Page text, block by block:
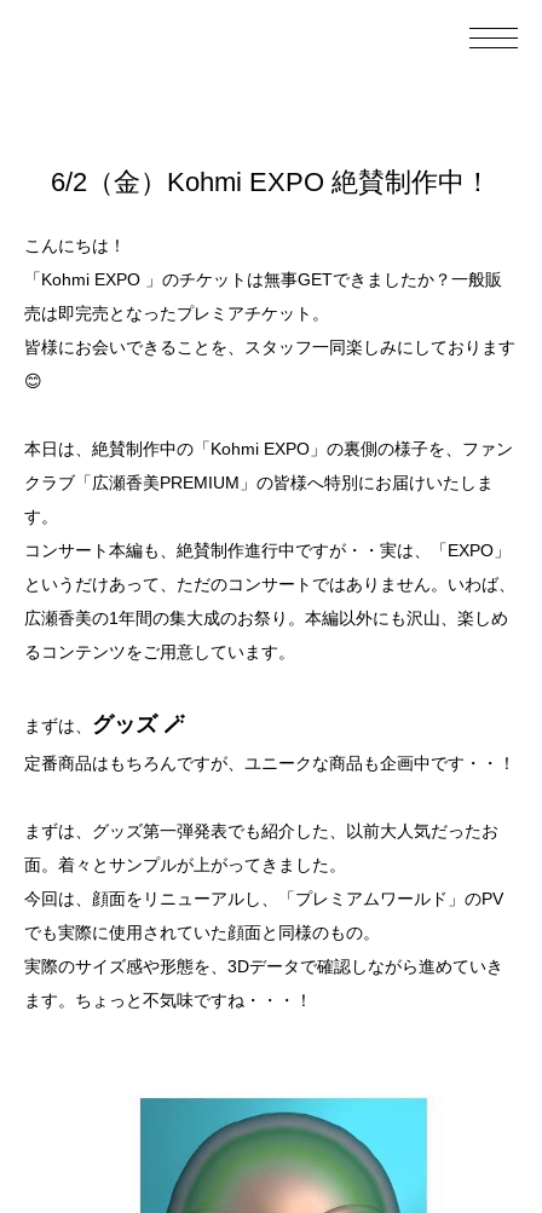
6/2（金）Kohmi EXPO 絶賛制作中！
こんにちは！
「Kohmi EXPO 」のチケットは無事GETできましたか？一般販
売は即完売となったプレミアチケット。
皆様にお会いできることを、スタッフ一同楽しみにしております
😊
本日は、絶賛制作中の「Kohmi EXPO」の裏側の様子を、ファン
クラブ「広瀬香美PREMIUM」の皆様へ特別にお届けいたしま
す。
コンサート本編も、絶賛制作進行中ですが・・実は、「EXPO」
というだけあって、ただのコンサートではありません。いわば、
広瀬香美の1年間の集大成のお祭り。本編以外にも沢山、楽しめ
るコンテンツをご用意しています。
まずは、 グッズ 🪄
定番商品はもちろんですが、ユニークな商品も企画中です・・！
まずは、グッズ第一弾発表でも紹介した、以前大人気だったお
面。着々とサンプルが上がってきました。
今回は、顔面をリニューアルし、「プレミアムワールド」のPV
でも実際に使用されていた顔面と同様のもの。
実際のサイズ感や形態を、3Dデータで確認しながら進めていき
ます。ちょっと不気味ですね・・・！